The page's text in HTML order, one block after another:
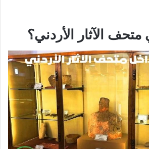
الآثار الأردني؟